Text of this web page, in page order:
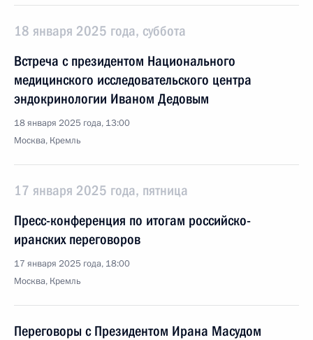
18 января 2025 года, суббота
Встреча с президентом Национального
медицинского исследовательского центра
эндокринологии Иваном Дедовым
18 января 2025 года, 13:00
Москва, Кремль
17 января 2025 года, пятница
Пресс-конференция по итогам российско-
иранских переговоров
17 января 2025 года, 18:00
Москва, Кремль
Переговоры с Президентом Ирана Масудом